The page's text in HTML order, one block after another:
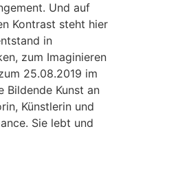
Und auf
Kontrast steht hier
in
zum Imaginieren
25.08.2019 im
Bildende Kunst an
Künstlerin und
Sie lebt und